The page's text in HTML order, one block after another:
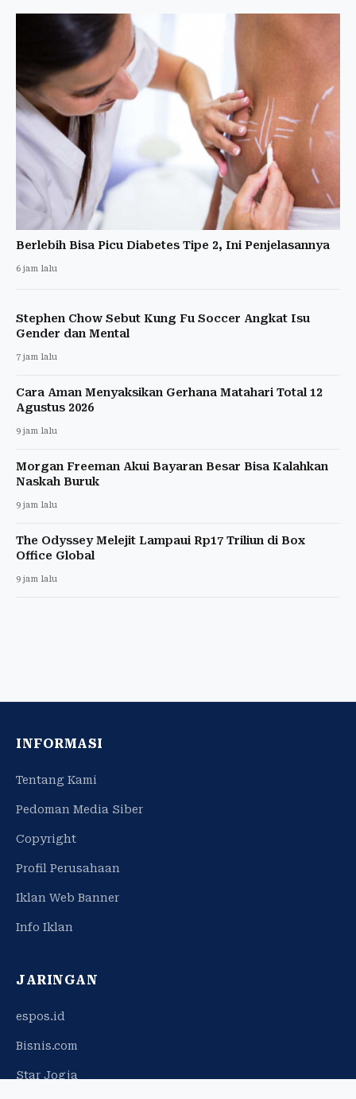
Berlebih Bisa Picu Diabetes Tipe 2, Ini Penjelasannya
6 jam lalu
Stephen Chow Sebut Kung Fu Soccer Angkat Isu
Gender dan Mental
7 jam lalu
Cara Aman Menyaksikan Gerhana Matahari Total 12
Agustus 2026
9 jam lalu
Morgan Freeman Akui Bayaran Besar Bisa Kalahkan
Naskah Buruk
9 jam lalu
The Odyssey Melejit Lampaui Rp17 Triliun di Box
Office Global
9 jam lalu
INFORMASI
Tentang Kami
Pedoman Media Siber
Copyright
Profil Perusahaan
Iklan Web Banner
Info Iklan
JARINGAN
espos.id
Bisnis.com
Star Jogja